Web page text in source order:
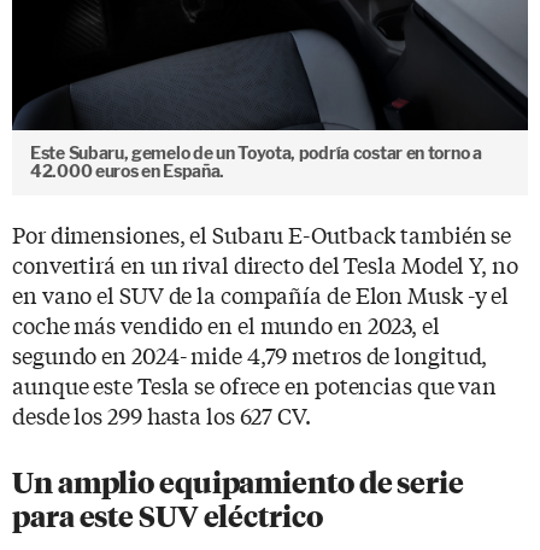
Este Subaru, gemelo de un Toyota, podría costar en torno a
42.000 euros en España.
Por dimensiones, el Subaru E-Outback también se
convertirá en un rival directo del Tesla Model Y, no
en vano el SUV de la compañía de Elon Musk -y el
coche más vendido en el mundo en 2023, el
segundo en 2024- mide 4,79 metros de longitud,
aunque este Tesla se ofrece en potencias que van
desde los 299 hasta los 627 CV.
Un amplio equipamiento de serie
para este SUV eléctrico